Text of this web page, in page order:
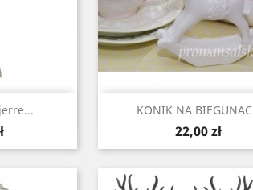
KONIK NA
Cena
22,00 zł
Szybki